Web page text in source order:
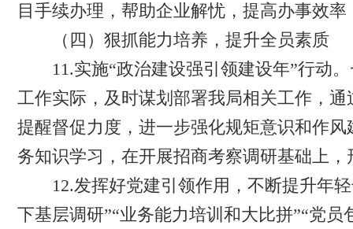
目手续办理，帮助企业解忧，提高办事效
（四）狠抓能力培养，提升全员素质
11.实施“政治建设强引领建设年”行动。
工作实际，及时谋划部署我局相关工作，
提醒督促力度，进一步强化规矩意识和作
务知识学习，在开展招商考察调研基础上
12.发挥好党建引领作用，不断提升年轻
下基层调研”“业务能力培训和大比拼”“党